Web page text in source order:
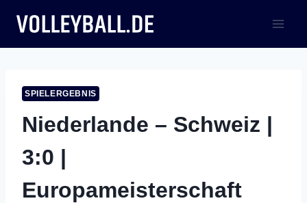
Inhalt
springen
SPIELERGEBNIS
Niederlande – Schweiz |
3:0 |
Europameisterschaft